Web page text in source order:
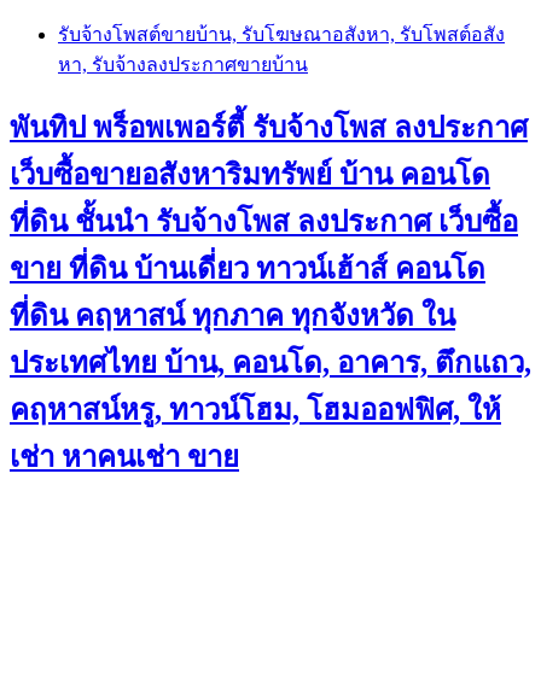
Skip
content
รับจ้างโพสต์ขายบ้าน, รับโฆษณาอสังหา, รับโพสต์อสัง
หา, รับจ้างลงประกาศขายบ้าน
พันทิป พร็อพเพอร์ตี้ รับจ้างโพส ลงประกาศ
เว็บซื้อขายอสังหาริมทรัพย์ บ้าน คอนโด
ที่ดิน ชั้นนำ รับจ้างโพส ลงประกาศ เว็บซื้อ
ขาย ที่ดิน บ้านเดี่ยว ทาวน์เฮ้าส์ คอนโด
ที่ดิน คฤหาสน์ ทุกภาค ทุกจังหวัด ใน
ประเทศไทย บ้าน, คอนโด, อาคาร, ตึกแถว,
คฤหาสน์หรู, ทาวน์โฮม, โฮมออฟฟิศ, ให้
เช่า หาคนเช่า ขาย